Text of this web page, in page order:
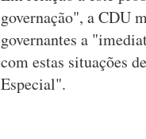
governação", a CDU
governantes a
com estas situações
Especial".